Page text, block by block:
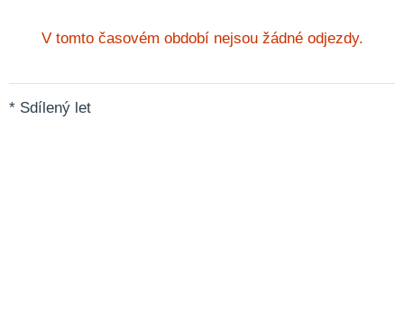
V tomto časovém období nejsou žádné odjezdy.
* Sdílený let